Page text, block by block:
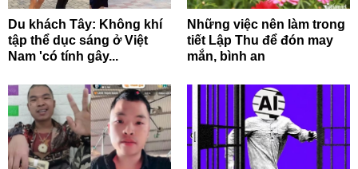
Du khách Tây: Không khí
tập thể dục sáng ở Việt
Nam 'có tính gây...
Những việc nên làm trong
tiết Lập Thu để đón may
mắn, bình an